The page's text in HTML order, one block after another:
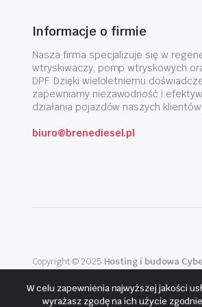
Informacje o firmie
Nasza firma specjalizuje się w
wtryskiwaczy, pomp wtryskowych
DPF. Dzięki wieloletniemu
zapewniamy niezawodność i
działania pojazdów naszych klientów.
biuro@brenediesel.pl
Copyright © 2025 Hosting i budowa
W celu zapewnienia najwyższej jakości
wyrażasz zgodę na ich użycie